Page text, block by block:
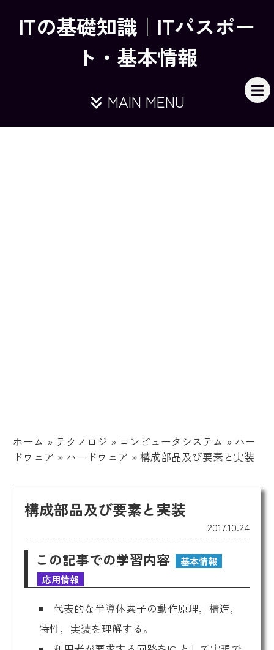
ITの基礎知識｜ITパスポー
ト・基本情報
MAIN MENU
ホーム » テクノロジ » コンピュータシステム » ハー
ドウェア » ハードウェア »構成部品及び要素と実装
構成部品及び要素と実装
2017.10.24
この記事での学習内容
基本情報
応用情報
代表的な半導体素子の動作原理，構造，
特性，実装を理解する。